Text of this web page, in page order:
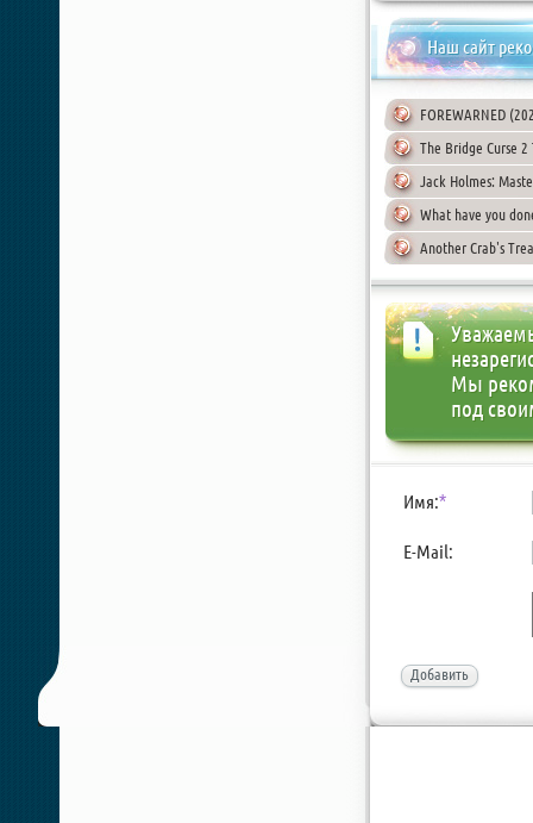
Наш сайт
FOREWARNED
The Bridge Curse
Jack Holmes:
What have you
Another Crab's
Мы
под
Имя:*
E-Mail:
Добавить